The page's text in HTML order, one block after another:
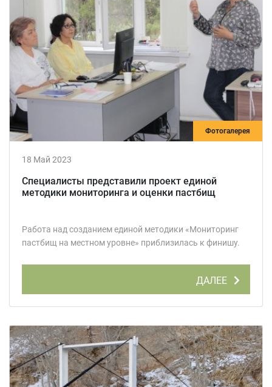
Фотогалерея
18 Май 2023
Специалисты представили проект единой
методики мониторинга и оценки пастбищ
Работа над созданием единой методики «Мониторинг
пастбищ на местном уровне» приблизилась к финишу.
ДАЛЕЕ